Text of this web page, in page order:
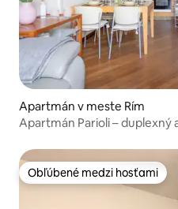
Apartmán v meste Rím
Apartmán Parioli – duplexný
Obľúbené medzi hosťami
Obľúbené medzi hosťami